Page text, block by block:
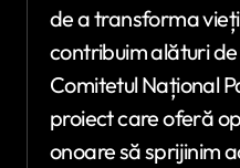
de a transforma
contribuim alături
Comitetul Național
proiect care oferă
onoare să sprijinim